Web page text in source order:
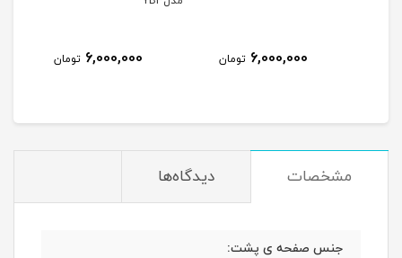
6,000,000 تومان 6,000,000 تومان
مشخصات دیدگاه‌ها
جنس صفحه ی پشت: